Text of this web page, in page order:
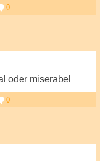
0
oder miserabel
0